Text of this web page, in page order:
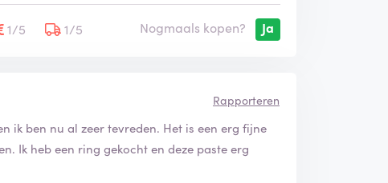
1/5 1/5 Nogmaals kopen? Ja
Rapporteren
ik ben nu al zeer tevreden. Het is een erg fijne
Ik heb een ring gekocht en deze paste erg